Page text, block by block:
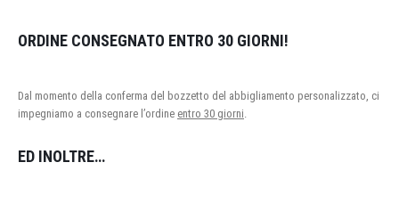
ORDINE CONSEGNATO ENTRO 30 GIORNI!
Dal momento della conferma del bozzetto del abbigliamento personalizzato, ci
impegniamo a consegnare l’ordine entro 30 giorni.
ED INOLTRE…